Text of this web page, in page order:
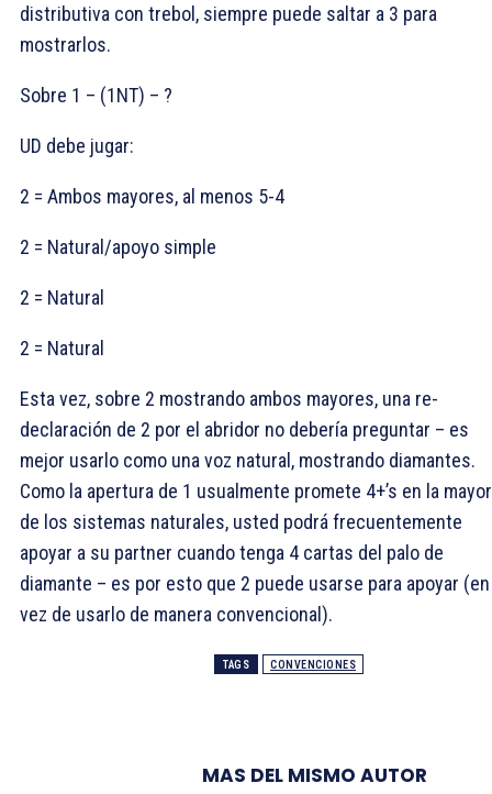
distributiva con trebol, siempre puede saltar a 3 para
mostrarlos.
Sobre 1 – (1NT) – ?
UD debe jugar:
2 = Ambos mayores, al menos 5-4
2 = Natural/apoyo simple
2 = Natural
2 = Natural
Esta vez, sobre 2 mostrando ambos mayores, una re-
declaración de 2 por el abridor no debería preguntar – es
mejor usarlo como una voz natural, mostrando diamantes.
Como la apertura de 1 usualmente promete 4+’s en la
de los sistemas naturales, usted podrá frecuentemente
apoyar a su partner cuando tenga 4 cartas del palo de
diamante – es por esto que 2 puede usarse para apoyar (en
vez de usarlo de manera convencional).
TAGS CONVENCIONES
MAS DEL MISMO AUTOR